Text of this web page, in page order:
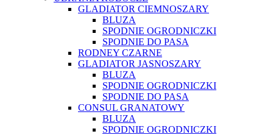
GLADIATOR CIEMNOSZARY
BLUZA
SPODNIE OGRODNICZKI
SPODNIE DO PASA
RODNEY CZARNE
GLADIATOR JASNOSZARY
BLUZA
SPODNIE OGRODNICZKI
SPODNIE DO PASA
CONSUL GRANATOWY
BLUZA
SPODNIE OGRODNICZKI